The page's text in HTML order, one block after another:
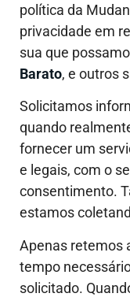
política da
privacidade em
sua que
Barato, e outros
Solicitamos
quando
fornecer um
e legais, com o
consentimento.
estamos
Apenas retemos
tempo
solicitado.